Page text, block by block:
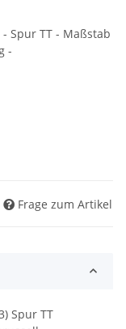
Spur TT - Maßstab
-
Frage zum Artikel
Spur TT